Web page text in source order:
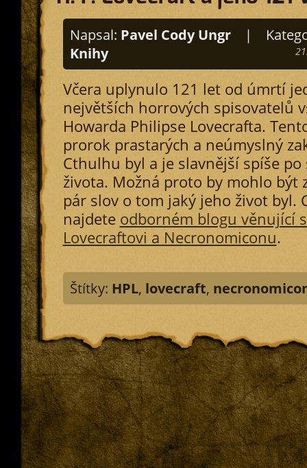
Napsal: Pavel Cody Ungr |
Knihy
Včera uplynulo 121 let od úmrtí
největších horrových spisovatelů
Howarda Philipse Lovecrafta.
prorok prastarých a neúmyslný
Cthulhu byl a je slavnější spíše po
života. Možná proto by mohlo být
pár slov o tom jaký jeho život byl.
najdete odborném blogu věnující
Lovecraftovi a Necronomiconu.
Štítky: HPL, lovecraft,